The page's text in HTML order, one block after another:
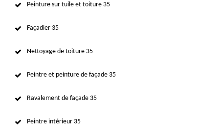
Peinture sur tuile et toiture 35
Façadier 35
Nettoyage de toiture 35
Peintre et peinture de façade 35
Ravalement de façade 35
Peintre intérieur 35